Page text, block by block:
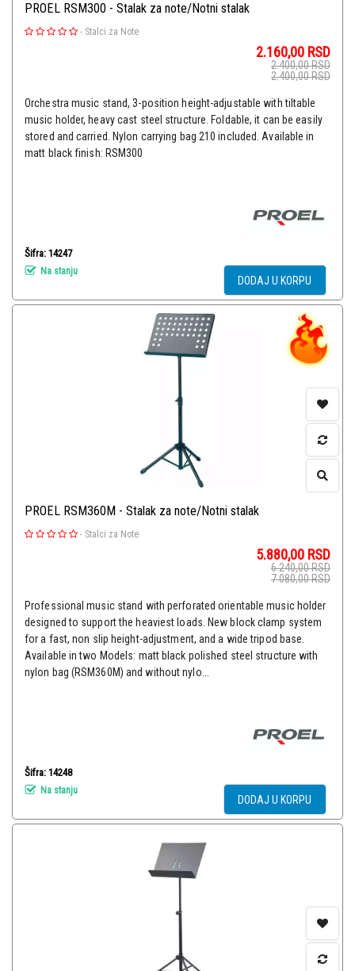
PROEL RSM300 - Stalak za note/Notni stalak
- Stalci za Note
2.160,00 RSD
2.400,00RSD
2.400,00RSD
Orchestra music stand, 3-position height-adjustable with tiltable
music holder, heavy cast steel structure. Foldable, it can be easily
stored and carried. Nylon carrying bag 210 included. Available in
matt black finish: RSM300
Šifra: 14247
Na stanju
DODAJ U KORPU
PROEL RSM360M - Stalak za note/Notni stalak
- Stalci za Note
5.880,00 RSD
6.240,00RSD
7.080,00RSD
Professional music stand with perforated orientable music holder
designed to support the heaviest loads. New block clamp system
for a fast, non slip height-adjustment, and a wide tripod base.
Available in two Models: matt black polished steel structure with
nylon bag (RSM360M) and without nylo...
Šifra: 14248
Na stanju
DODAJ U KORPU